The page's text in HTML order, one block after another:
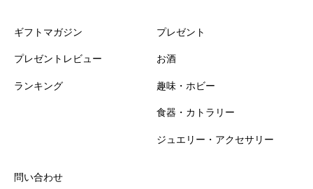
星の数をお選びください
ギフトマガジン
プレゼントレビュー
ランキング
プレゼント
お酒
趣味・ホビー
食器・カトラリー
ジュエリー・アクセサリー
問い合わせ